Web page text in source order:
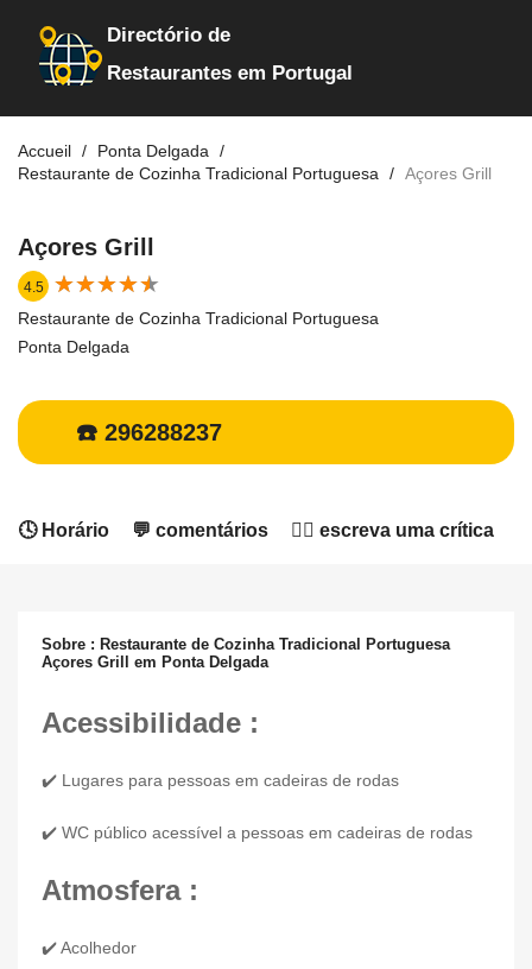
Directório de
Restaurantes em Portugal
Accueil
Ponta Delgada
Restaurante de Cozinha Tradicional Portuguesa
Açores Grill
Açores Grill
4.5 ★★★★★
★★★★★
Restaurante de Cozinha Tradicional Portuguesa
Ponta Delgada
☎️ 296288237
🕓 Horário 💬 comentários ✍🏻 escreva uma crítica
Sobre : Restaurante de Cozinha Tradicional Portuguesa
Açores Grill em Ponta Delgada
Acessibilidade :
✔️ Lugares para pessoas em cadeiras de rodas
✔️ WC público acessível a pessoas em cadeiras de rodas
Atmosfera :
✔️ Acolhedor